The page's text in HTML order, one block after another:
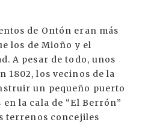
de Ontón eran más
los de Mioño y el
A pesar de todo, unos
1802, los vecinos de la
un pequeño puerto
la cala de “El Berrón”
terrenos concejiles